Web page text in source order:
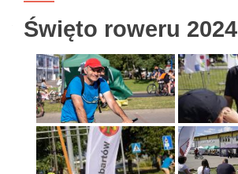
Święto roweru 2024